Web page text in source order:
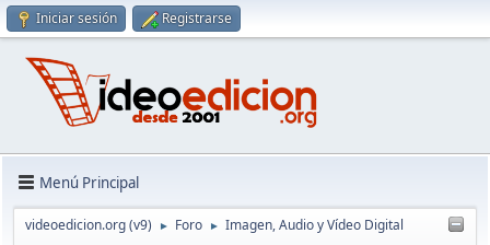
Iniciar sesión Registrarse
Menú Principal
videoedicion.org (v9) ► Foro ► Imagen, Audio y Vídeo Digital